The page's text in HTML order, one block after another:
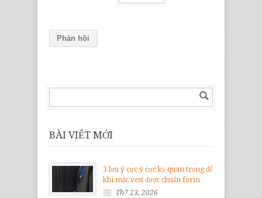
BÀI VIẾT MỚI
3 lưu ý cực ý cực kỳ quan trọng để
khi mặc vest được chuẩn form
Th7 23, 2026